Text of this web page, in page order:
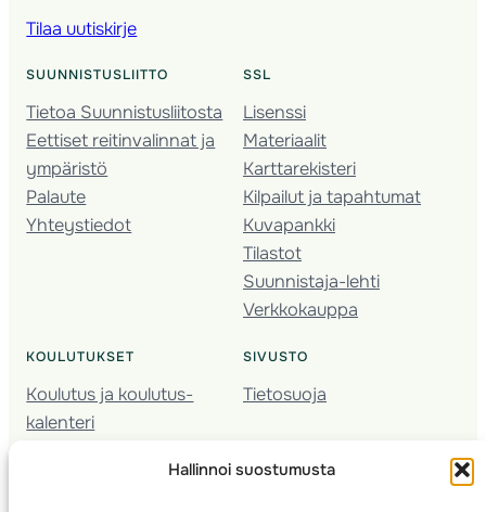
Hallinnoi suostumusta
Tilaa uutiskirje
SUUNNISTUSLIITTO
Tietoa Suunnistusliitosta
Eettiset reitinvalinnat ja
ympäristö
Palaute
Yhteystiedot
SSL
Lisenssi
Materiaalit
Karttarekisteri
Kilpailut ja tapahtumat
Kuvapankki
Tilastot
Suunnistaja-lehti
Verkkokauppa
KOULUTUKSET
Koulutus ja koulutus­
kalenteri
Seura­kehittäminen
SIVUSTO
Tietosuoja